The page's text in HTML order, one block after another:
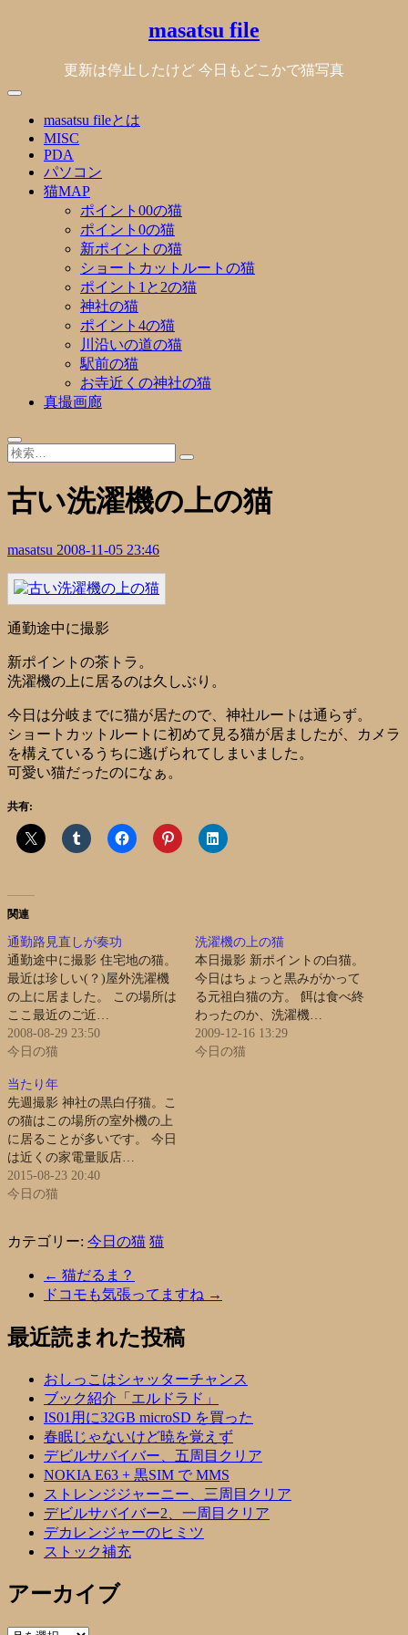
masatsu file
更新は停止したけど 今日もどこかで猫写真
masatsu fileとは
MISC
PDA
パソコン
猫MAP
ポイント00の猫
ポイント0の猫
新ポイントの猫
ショートカットルートの猫
ポイント1と2の猫
神社の猫
ポイント4の猫
川沿いの道の猫
駅前の猫
お寺近くの神社の猫
真撮画廊
古い洗濯機の上の猫
masatsu 2008-11-05 23:46
通勤途中に撮影
新ポイントの茶トラ。
洗濯機の上に居るのは久しぶり。
今日は分岐までに猫が居たので、神社ルートは通らず。
ショートカットルートに初めて見る猫が居ましたが、カメラ
を構えているうちに逃げられてしまいました。
可愛い猫だったのになぁ。
共有:
関連
通勤路見直しが奏功
通勤途中に撮影 住宅地の猫。
最近は珍しい(？)屋外洗濯機
の上に居ました。 この場所は
ここ最近のご近…
2008-08-29 23:50
今日の猫
洗濯機の上の猫
本日撮影 新ポイントの白猫。
今日はちょっと黒みがかって
る元祖白猫の方。 餌は食べ終
わったのか、洗濯機…
2009-12-16 13:29
今日の猫
当たり年
先週撮影 神社の黒白仔猫。こ
の猫はこの場所の室外機の上
に居ることが多いです。 今日
は近くの家電量販店…
2015-08-23 20:40
今日の猫
カテゴリー: 今日の猫 猫
← 猫だるま？
ドコモも気張ってますね →
最近読まれた投稿
おしっこはシャッターチャンス
ブック紹介「エルドラド」
IS01用に32GB microSD を買った
春眠じゃないけど暁を覚えず
デビルサバイバー、五周目クリア
NOKIA E63 + 黒SIM で MMS
ストレンジジャーニー、三周目クリア
デビルサバイバー2、一周目クリア
デカレンジャーのヒミツ
ストック補充
アーカイブ